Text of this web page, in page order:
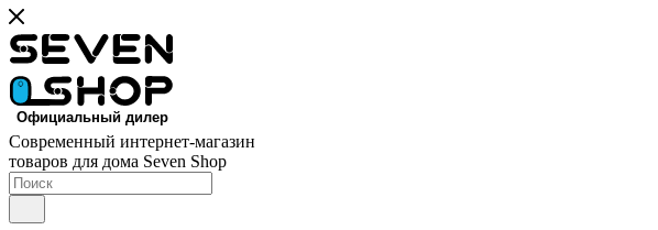
Современный интернет-магазин
товаров для дома Seven Shop